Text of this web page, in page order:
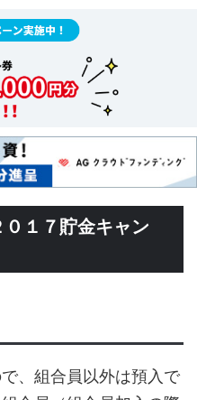
１７貯金キャン
、組合員以外は預入で